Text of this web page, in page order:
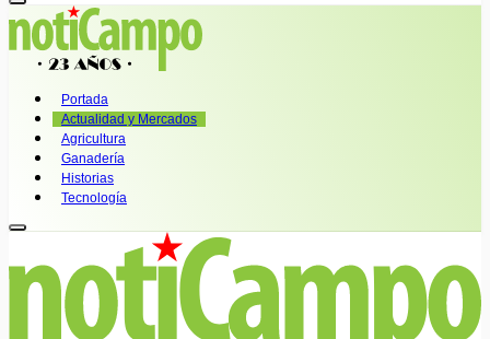
Portada
Actualidad y Mercados
Agricultura
Ganadería
Historias
Tecnología